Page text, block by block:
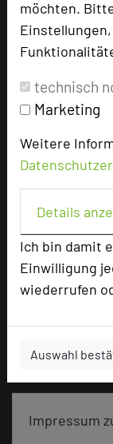
möchten.
technisch
Marketing
Weitere
Details
Ich bin damit
Einwilligung
wiederrufen
Auswahl
Tagungsräume
Zimmer
Doppelzimmer
Einzelzimmer
Juniorsuiten
Appartements
Besonders
Seminar,
2768 Seiten
vergangenen
Impressum